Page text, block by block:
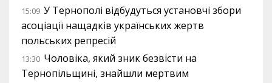
15:09 У Тернополі відбудуться установчі збори
асоціації нащадків українських жертв
польських репресій
13:30 Чоловіка, який зник безвісти на
Тернопільщині, знайшли мертвим